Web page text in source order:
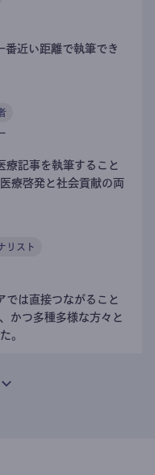
近い距離で執筆でき
記事を執筆すること
療啓発と社会貢献の両
リスト
は直接つながること
かつ多種多様な方々と
。